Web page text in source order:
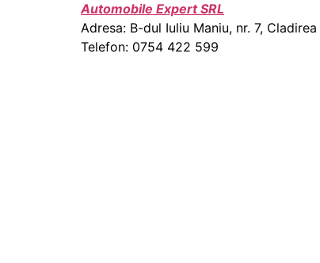
Automobile Expert SRL
Adresa: B-dul Iuliu Maniu, nr. 7,
Telefon: 0754 422 599